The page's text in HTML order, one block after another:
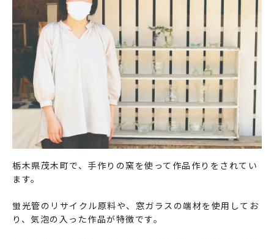
栃木県茂木町で、手作りの窯を使って作品作りをされてい
ます。
蛍光管のリサイクル原料や、窓ガラスの端材を使用してお
り、気泡の入った作品が特徴です。